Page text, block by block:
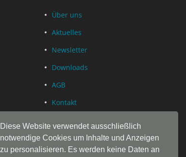
Diese Website verwendet ausschließlich
notwendige Cookies um Inhalte und Anzeigen
zu personalisieren. Es werden keine Daten an
Über uns
Aktuelles
Newsletter
Downloads
AGB
Kontakt
Impressum